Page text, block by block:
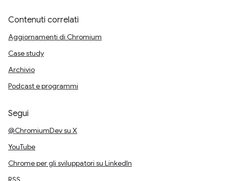
Contenuti correlati
Aggiornamenti di Chromium
Case study
Archivio
Podcast e programmi
Segui
@ChromiumDev su X
YouTube
Chrome per gli sviluppatori su LinkedIn